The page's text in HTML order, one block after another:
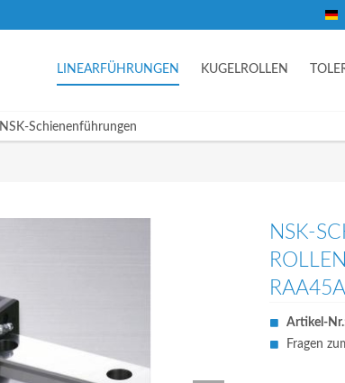
NSK-Schienenführungen
LINEARFÜHRUNGEN KUGELROLLEN
NSK-
Artikel-
Fragen